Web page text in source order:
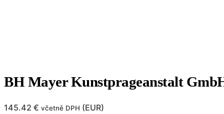
BH Mayer Kunstprageanstalt
145.42 € včetně DPH (EUR)